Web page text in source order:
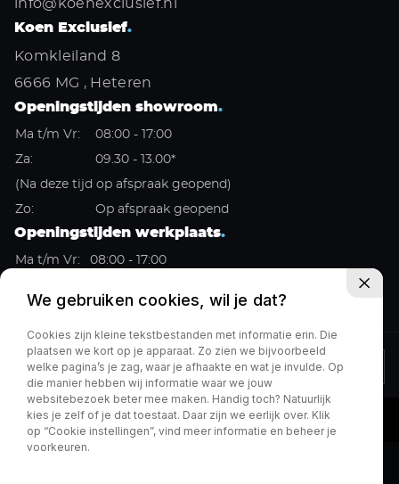
info@koenexclusief.nl
Koen Exclusief.
Komkleiland 8
6666 MG , Heteren
Openingstijden showroom.
Ma t/m Vr:
08:00 - 17:00
Za:
09.30 - 13.00*
(Na deze tijd op afspraak geopend)
Zo:
Op afspraak geopend
Openingstijden werkplaats.
Ma t/m Vr:
08:00 - 17:00
Zo:
Gesloten
Privacy policy
We gebruiken cookies, wil je dat?
Cookies zijn kleine tekstbestanden met informatie erin. Die
plaatsen we kort op je apparaat. Zo zien we bijvoorbeeld
welke pagina’s je zag, waar je afhaakte en wat je invulde. Op
die manier hebben wij informatie waar we jouw
websitebezoek beter mee maken. Handig toch? Natuurlijk
kies je zelf of je dat toestaat. Daar zijn we eerlijk over. Klik
op “Cookie instellingen”, vind meer informatie en beheer je
voorkeuren.